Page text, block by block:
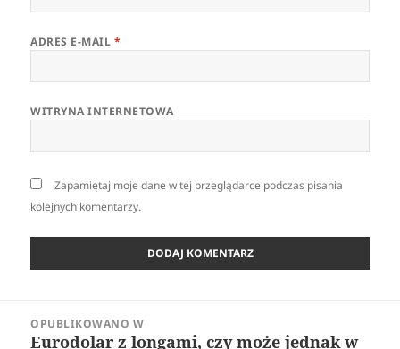
ADRES E-MAIL *
WITRYNA INTERNETOWA
Zapamiętaj moje dane w tej przeglądarce podczas pisania
kolejnych komentarzy.
wpisuOPUBLIKOWANO W
Eurodolar z longami, czy może jednak w